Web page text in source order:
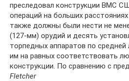
преследовал конструкции ВМС
операций на больших
также должны были нести не
(127-мм) орудий и десять
торпедных аппаратов по средней
им на равных соответствовать
конструкции. По сравнению с
Fletcher